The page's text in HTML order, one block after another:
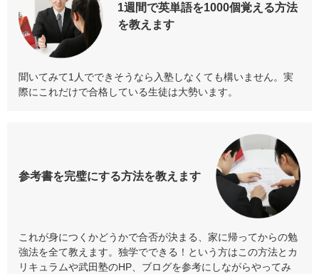
1週間で英単語を1000個覚える方法
を教えます
聞いてみて1人でできそうなら入塾しなくても構いません。実
際にこれだけで合格している生徒は大勢います。
参考書を完璧にする方法を教えます
これが身につくかどうかで合否が決まる、家に帰ってからの勉
強法を全て教えます。独学でできる！という方はこの方法とカ
リキュラムや武田塾のHP、ブログを参考にしながらやってみ